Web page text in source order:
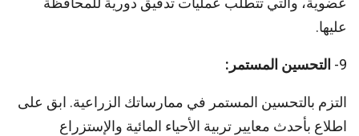
عليها.
9- التحسين المستمر:
التزم بالتحسين المستمر في ممارساتك الزراعية. ابق على
اطلاع بأحدث معايير تربية الأحياء المائية والإستزراع